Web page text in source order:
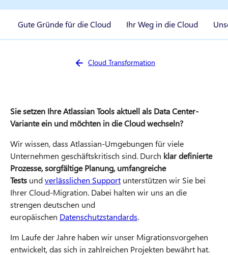
Gute Gründe für die Cloud Ihr Weg in die Cloud
Sie sind hier:
Cloud Transformation
Sie setzen Ihre Atlassian Tools aktuell als Data Center-
Variante ein und möchten in die Cloud wechseln?
Wir wissen, dass Atlassian-Umgebungen für viele
Unternehmen geschäftskritisch sind. Durch klar definierte
Prozesse, sorgfältige Planung, umfangreiche
Tests undverlässlichen Support unterstützen wir Sie bei
Ihrer Cloud-Migration. Dabei halten wir uns an die
strengen deutschen und
europäischen Datenschutzstandards.
Im Laufe der Jahre haben wir unser Migrationsvorgehen
entwickelt, das sich in zahlreichen Projekten bewährt hat.